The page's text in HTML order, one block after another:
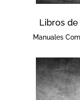
Libros de
Manuales